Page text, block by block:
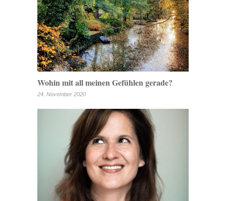
Wohin mit all meinen Gefühlen gerade?
24. November 2020